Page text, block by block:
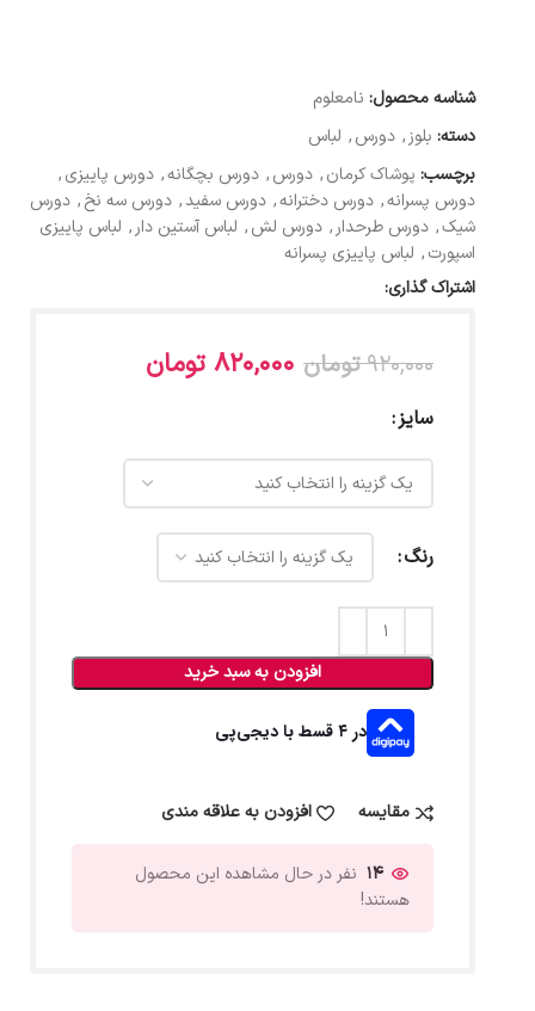
شناسه محصول: نامعلوم
دسته: بلوز, دورس, لباس
برچسب: پوشاک کرمان, دورس, دورس بچگانه, دورس پاییزی,
دورس پسرانه, دورس دخترانه, دورس سفید, دورس سه نخ, دورس
شیک, دورس طرحدار, دورس لش, لباس آستین دار, لباس پاییزی
اسپورت, لباس پاییزی پسرانه
اشتراک گذاری:
920,000 تومان 820,000 تومان
سایز
رنگ
افزودن به سبد خرید
در ۴ قسط با دیجی‌پی
مقایسه افزودن به علاقه مندی
14 نفر در حال مشاهده این محصول
هستند!